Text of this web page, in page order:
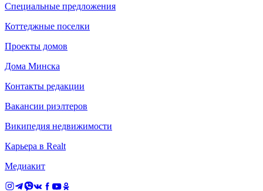
Специальные предложения
Коттеджные поселки
Проекты домов
Дома Минска
Контакты редакции
Вакансии риэлтеров
Википедия недвижимости
Карьера в Realt
Медиакит